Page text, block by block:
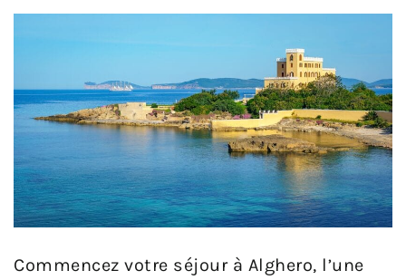
Commencez votre séjour à Alghero, l’une